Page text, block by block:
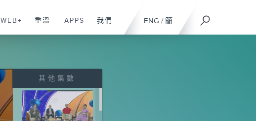
ENG / 簡
WEB+ 重溫 APPS 我們
其他集數